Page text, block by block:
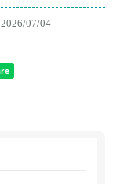
2026/07/04